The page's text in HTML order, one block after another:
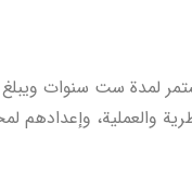
لمدة ست سنوات
والعملية، وإعدادهم